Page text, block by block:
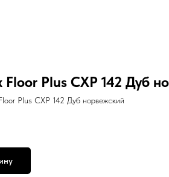
Plus CXP 142 Дуб
Plus CXP 142 Дуб норвежский